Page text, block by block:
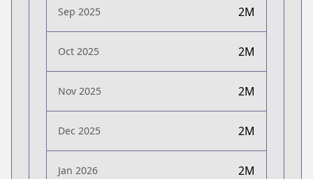
Sep 2025 2M
Oct 2025 2M
Nov 2025 2M
Dec 2025 2M
Jan 2026 2M